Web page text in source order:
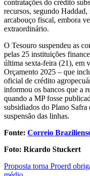
contratações do crédito
recursos, segundo
arcabouço fiscal, embora
extraordinário.
O Tesouro suspendeu as
pelas 25 instituições
última sexta-feira (21), em
Orçamento 2025 – que
oficial de crédito
informou os bancos que a
quando a MP fosse
subsidiados do Plano
suspensão das linhas.
Fonte: Correio
Foto: Ricardo Stuckert
Post
Proposta torna Proerd